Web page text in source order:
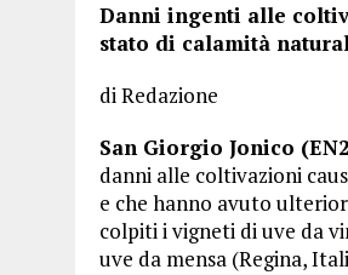
Danni ingenti alle
stato di calamità
di Redazione
San Giorgio Jonico
danni alle coltivazioni
e che hanno avuto
colpiti i vigneti di uve da
uve da mensa (Regina,